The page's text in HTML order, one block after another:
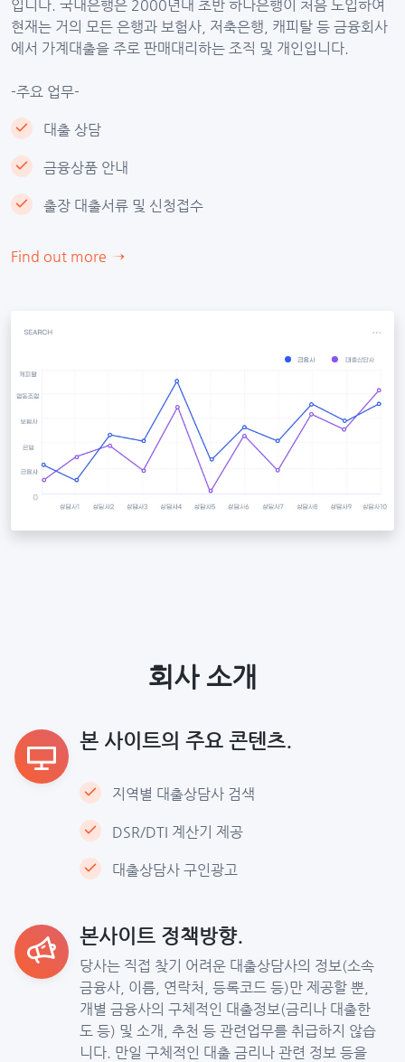
입니다. 국내은행은 2000년대 초반 하나은행이 처음 도입하여
현재는 거의 모든 은행과 보험사, 저축은행, 캐피탈 등 금융회사
에서 가계대출을 주로 판매대리하는 조직 및 개인입니다.
-주요 업무-
대출 상담
금융상품 안내
출장 대출서류 및 신청접수
Find out more →
회사 소개
본 사이트의 주요 콘텐츠.
지역별 대출상담사 검색
DSR/DTI 계산기 제공
대출상담사 구인광고
본사이트 정책방향.
당사는 직접 찾기 어려운 대출상담사의 정보(소속
금융사, 이름, 연락처, 등록코드 등)만 제공할 뿐,
개별 금융사의 구체적인 대출정보(금리나 대출한
도 등) 및 소개, 추천 등 관련업무를 취급하지 않습
니다. 만일 구체적인 대출 금리나 관련 정보 등을